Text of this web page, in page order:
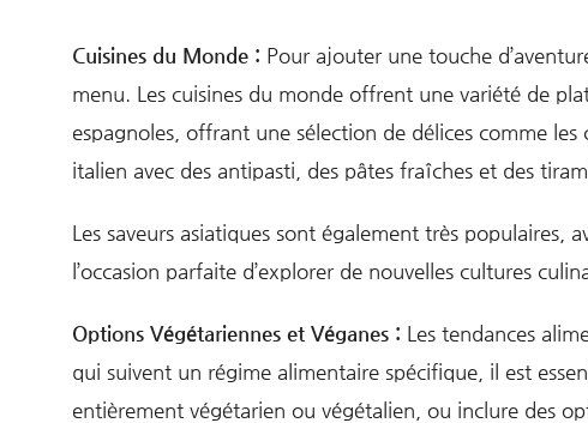
Cuisines du Monde : Pour ajouter une touche
menu. Les cuisines du monde offrent une variété de
espagnoles, offrant une sélection de délices comme
italien avec des antipasti, des pâtes fraîches et des
Les saveurs asiatiques sont également très populaires,
l’occasion parfaite d’explorer de nouvelles cultures
Options Végétariennes et Véganes : Les tendances
qui suivent un régime alimentaire spécifique, il est
entièrement végétarien ou végétalien, ou inclure des